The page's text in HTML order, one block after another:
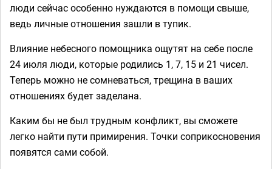
люди сейчас особенно нуждаются в помощи свыше,
ведь личные отношения зашли в тупик.
Влияние небесного помощника ощутят на себе после
24 июля люди, которые родились 1, 7, 15 и 21 чисел.
Теперь можно не сомневаться, трещина в ваших
отношениях будет заделана.
Каким бы не был трудным конфликт, вы сможете
легко найти пути примирения. Точки соприкосновения
появятся сами собой.